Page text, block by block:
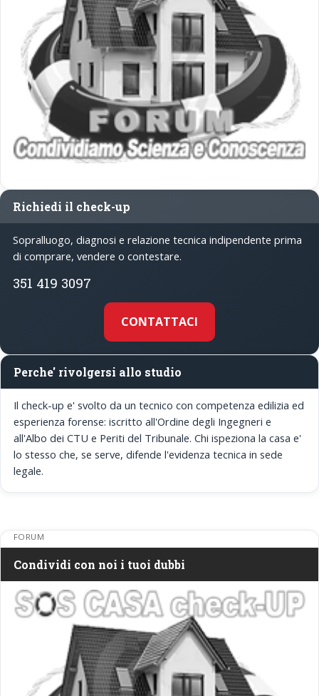
Richiedi il check-up
Sopralluogo, diagnosi e relazione tecnica indipendente prima
di comprare, vendere o contestare.
351 419 3097
CONTATTACI
Perche' rivolgersi allo studio
Il check-up e' svolto da un tecnico con competenza edilizia ed
esperienza forense: iscritto all'Ordine degli Ingegneri e
all'Albo dei CTU e Periti del Tribunale. Chi ispeziona la casa e'
lo stesso che, se serve, difende l'evidenza tecnica in sede
legale.
FORUM
Condividi con noi i tuoi dubbi